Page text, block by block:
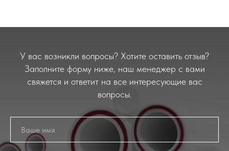
У вас возникли вопросы? Хотите оставить отзыв?
Заполните форму ниже, наш менеджер с вами
свяжется и ответит на все интересующие вас
вопросы.